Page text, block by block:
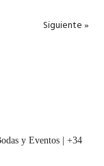
Siguiente »
y Eventos | +34